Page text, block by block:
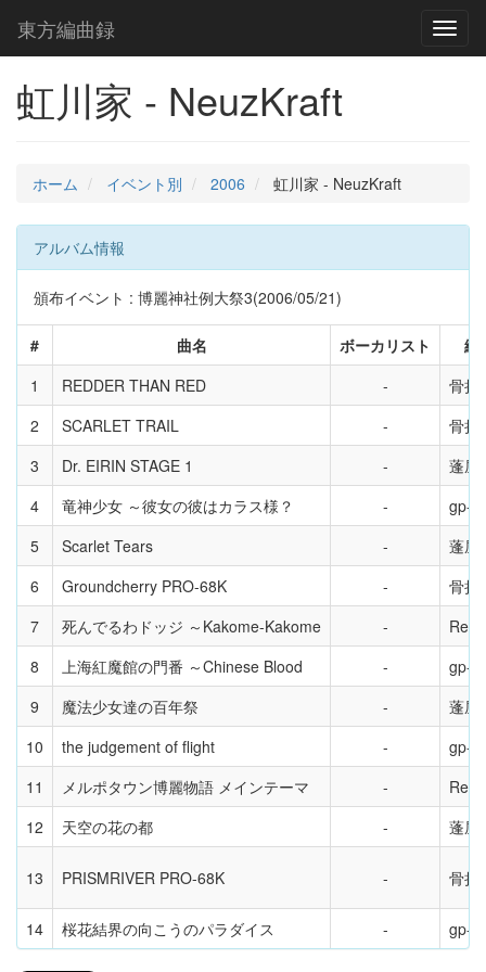
東方編曲録
虹川家 - NeuzKraft
ホーム イベント別 2006 虹川家 - NeuzKraft
アルバム情報
頒布イベント : 博麗神社例大祭3(2006/05/21)
# 曲名 ボーカリスト
編
1
REDDER THAN RED
骨折
2
SCARLET TRAIL
骨折
3
Dr. EIRIN STAGE 1
蓬屋
4
竜神少女 ～彼女の彼はカラス様？
gp-ln
5
Scarlet Tears
蓬屋
6
Groundcherry PRO-68K
骨折
7
死んでるわドッジ ～Kakome-Kakome
Revi
8
上海紅魔館の門番 ～Chinese Blood
gp-ln
9
魔法少女達の百年祭
蓬屋
10
the judgement of flight
gp-ln
11
メルポタウン博麗物語 メインテーマ
Revi
12
天空の花の都 蓬屋
13 PRISMRIVER PRO-68K 骨折
14 桜花結界の向こうのパラダイス gp-ln